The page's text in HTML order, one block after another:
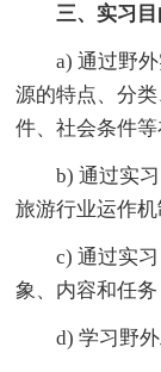
三、实习目
a) 通过野外
源的特点、分
件、社会条件
b) 通过实习
旅游行业运作机
c) 通过实习
象、内容和任
d) 学习野外